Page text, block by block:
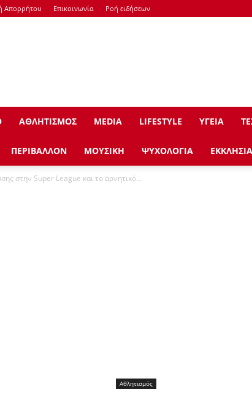
Απορρήτου Επικοινωνία Ροή ειδήσεων
ΑΘΛΗΤΙΣΜΟΣ ΜEDIA LIFESTYLE ΥΓΕΙΑ
ΠΕΡΙΒΑΛΛΟΝ ΜΟΥΣΙΚΗ ΨΥΧΟΛΟΓΙΑ ΕΚΚΛΗΣΙΑ
στην Super League και το αρνητικό...
Αθλητισμός